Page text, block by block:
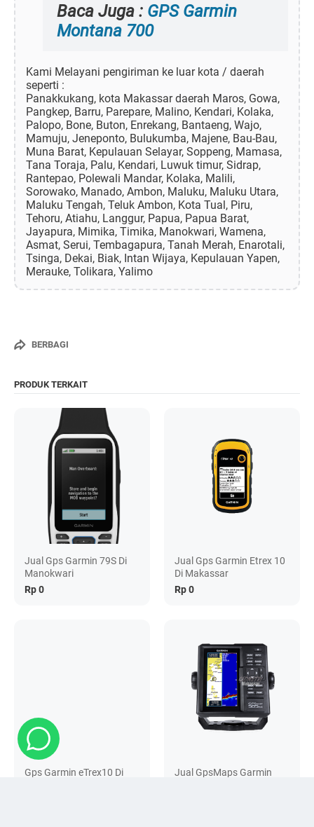
Baca Juga : GPS Garmin
Montana 700
Kami Melayani pengiriman ke luar kota / daerah
seperti :
Panakkukang, kota Makassar daerah Maros, Gowa,
Pangkep, Barru, Parepare, Malino, Kendari, Kolaka,
Palopo, Bone, Buton, Enrekang, Bantaeng, Wajo,
Mamuju, Jeneponto, Bulukumba, Majene, Bau-Bau,
Muna Barat, Kepulauan Selayar, Soppeng, Mamasa,
Tana Toraja, Palu, Kendari, Luwuk timur, Sidrap,
Rantepao, Polewali Mandar, Kolaka, Malili,
Sorowako, Manado, Ambon, Maluku, Maluku Utara,
Maluku Tengah, Teluk Ambon, Kota Tual, Piru,
Tehoru, Atiahu, Langgur, Papua, Papua Barat,
Jayapura, Mimika, Timika, Manokwari, Wamena,
Asmat, Serui, Tembagapura, Tanah Merah, Enarotali,
Tsinga, Dekai, Biak, Intan Wijaya, Kepulauan Yapen,
Merauke, Tolikara, Yalimo
BERBAGI
PRODUK TERKAIT
Jual Gps Garmin 79S Di
Manokwari
Rp 0
Jual Gps Garmin Etrex 10
Di Makassar
Rp 0
Gps Garmin eTrex10 Di
Jual GpsMaps Garmin